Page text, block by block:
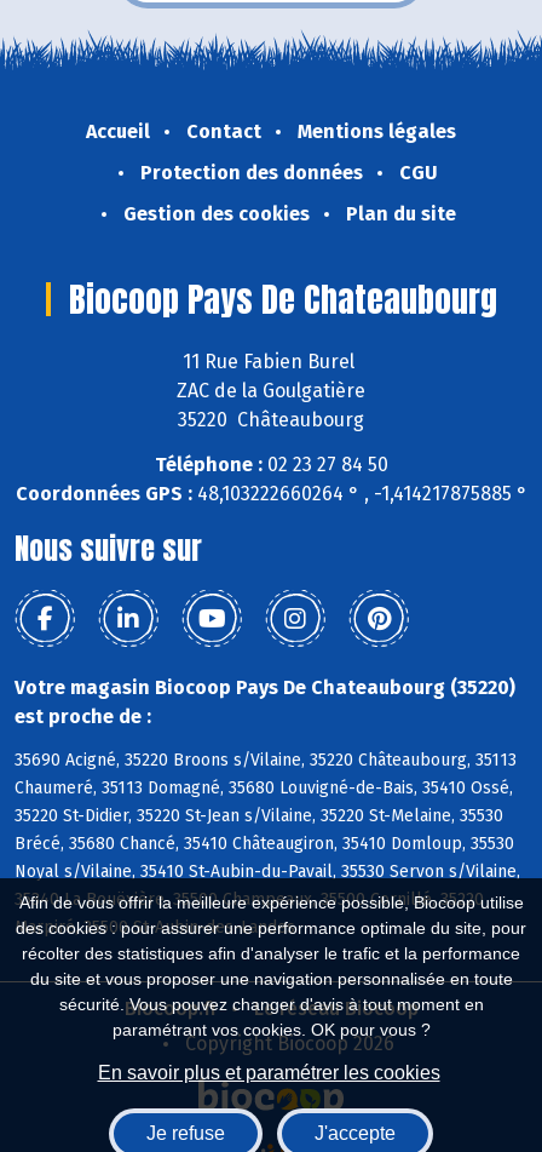
Afin de vous offrir la meilleure expérience possible, Biocoop utilise
des cookies : pour assurer une performance optimale du site, pour
récolter des statistiques afin d'analyser le trafic et la performance
du site et vous proposer une navigation personnalisée en toute
sécurité. Vous pouvez changer d'avis à tout moment en
paramétrant vos cookies. OK pour vous ?
En savoir plus et paramétrer les cookies
Je refuse J'accepte
Accueil Contact
Mentions légales
Protection des données
CGU
Gestion des cookies
Plan du site
Biocoop Pays De Chateaubourg
11 Rue Fabien Burel
ZAC de la Goulgatière
35220 Châteaubourg
Téléphone :02 23 27 84 50
Coordonnées GPS :48,103222660264 ° , -1,414217875885 °
Nous suivre sur
Votre magasin Biocoop Pays De Chateaubourg (35220)
est proche de :
35690 Acigné, 35220 Broons s/Vilaine, 35220 Châteaubourg, 35113
Chaumeré, 35113 Domagné, 35680 Louvigné-de-Bais, 35410 Ossé,
35220 St-Didier, 35220 St-Jean s/Vilaine, 35220 St-Melaine, 35530
Brécé, 35680 Chancé, 35410 Châteaugiron, 35410 Domloup, 35530
Noyal s/Vilaine, 35410 St-Aubin-du-Pavail, 35530 Servon s/Vilaine,
35340 La Bouëxière, 35500 Champeaux, 35500 Cornillé, 35220
Marpiré, 35500 St-Aubin-des-Landes
Biocoop.fr
Le réseau Biocoop
Copyright Biocoop 2026